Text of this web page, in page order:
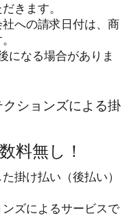
きます。
への請求日付は、商
になる場合がありま
ションズによる掛
無し！
掛け払い（後払い）
ズによるサービスで